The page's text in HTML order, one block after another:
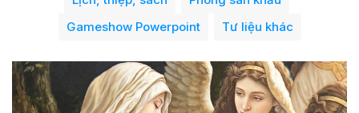
Gameshow Powerpoint
Tư liệu khác